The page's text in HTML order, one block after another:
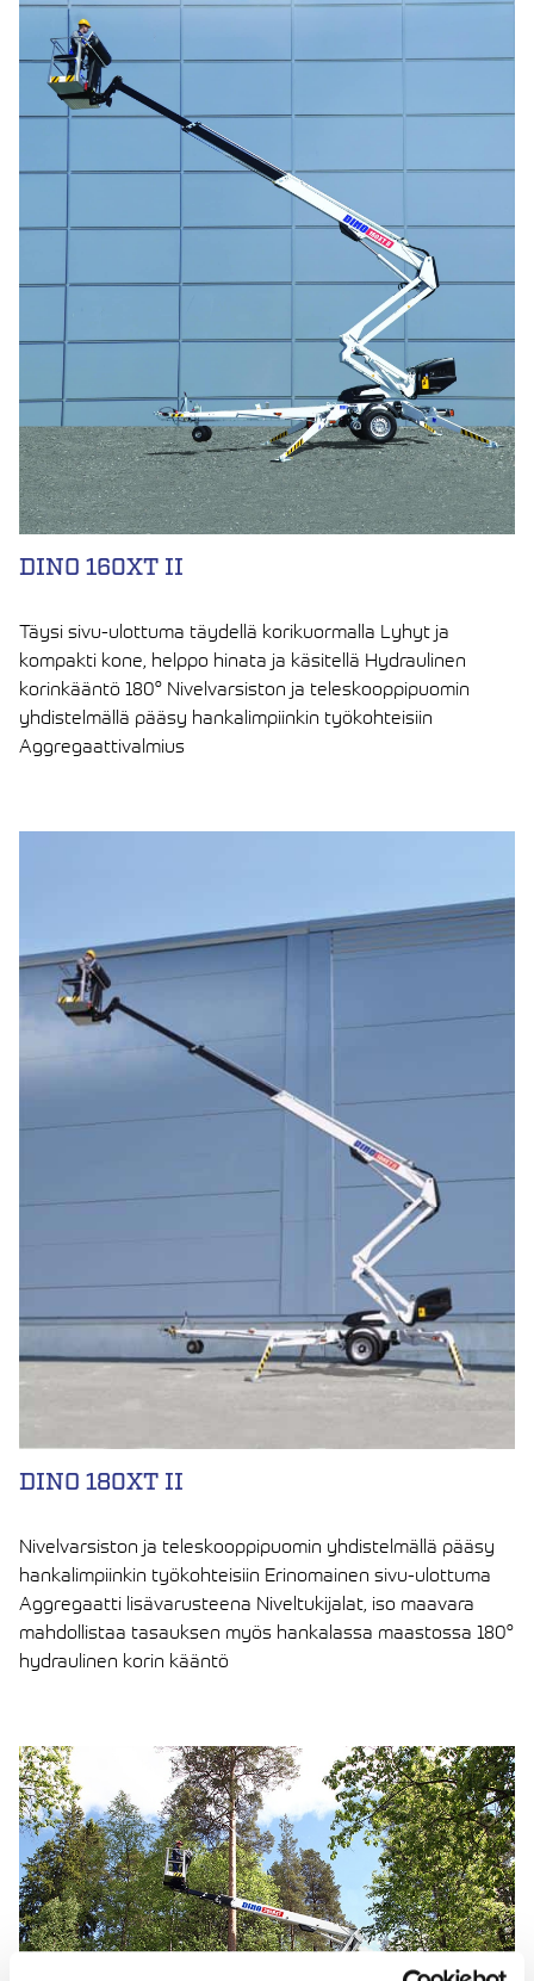
DINO 160XT II
Täysi sivu-ulottuma täydellä korikuormalla Lyhyt ja
kompakti kone, helppo hinata ja käsitellä Hydraulinen
korinkääntö 180° Nivelvarsiston ja teleskooppipuomin
yhdistelmällä pääsy hankalimpiinkin työkohteisiin
Aggregaattivalmius
DINO 180XT II
Nivelvarsiston ja teleskooppipuomin yhdistelmällä pääsy
hankalimpiinkin työkohteisiin Erinomainen sivu-ulottuma
Aggregaatti lisävarusteena Niveltukijalat, iso maavara
mahdollistaa tasauksen myös hankalassa maastossa 180°
hydraulinen korin kääntö